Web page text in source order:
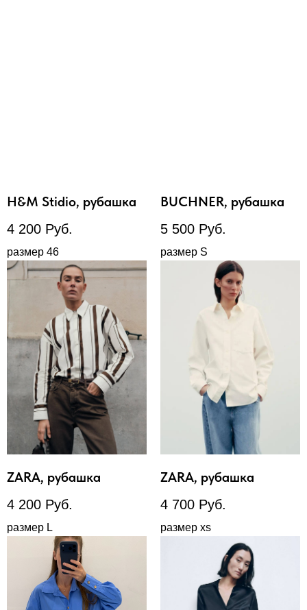
H&M Stidio, рубашка
4 200 Руб.
размер 46
BUCHNER, рубашка
5 500 Руб.
размер S
ZARA, рубашка
4 200 Руб.
размер L
ZARA, рубашка
4 700 Руб.
размер xs